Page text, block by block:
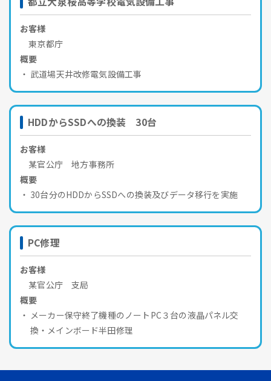
お客様
東京都庁
概要
武道場天井改修電気設備工事
HDDからSSDへの換装 30台
お客様
某官公庁 地方事務所
概要
30台分のHDDからSSDへの換装及びデータ移行を実施
PC修理
お客様
某官公庁 支局
概要
メーカー保守終了機種のノートPC３台の液晶パネル交
換・メインボード半田修理